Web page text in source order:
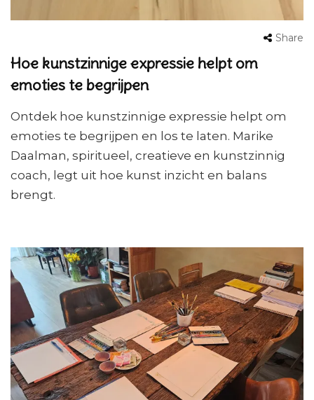
Share
Hoe kunstzinnige expressie helpt om
emoties te begrijpen
Ontdek hoe kunstzinnige expressie helpt om
emoties te begrijpen en los te laten. Marike
Daalman, spiritueel, creatieve en kunstzinnig
coach, legt uit hoe kunst inzicht en balans
brengt.